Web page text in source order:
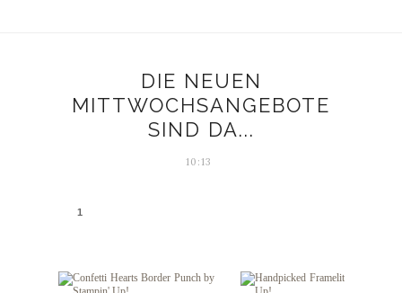
DIE NEUEN
MITTWOCHSANGEBOTE
SIND DA...
10:13
1